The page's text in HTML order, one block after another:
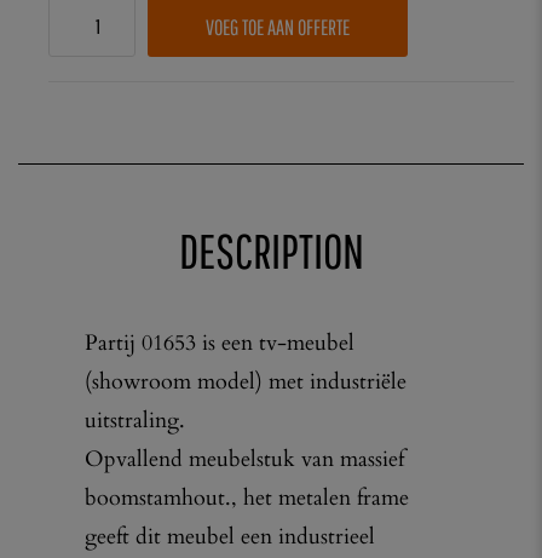
VOEG TOE AAN OFFERTE
DESCRIPTION
Partij 01653 is een tv-meubel
(showroom model) met industriële
uitstraling.
Opvallend meubelstuk van massief
boomstamhout., het metalen frame
geeft dit meubel een industrieel